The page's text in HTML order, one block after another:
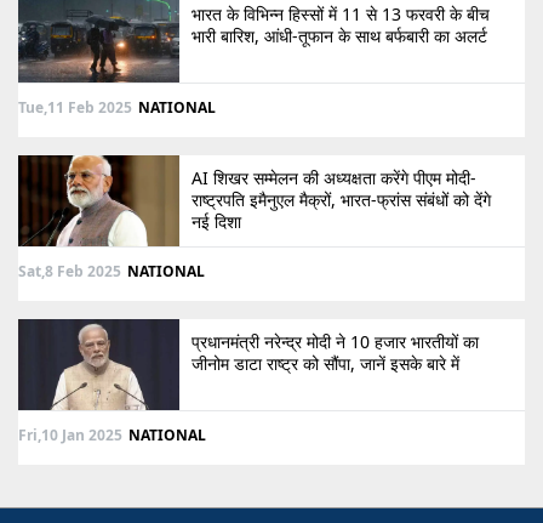
भारत के विभिन्न हिस्सों में 11 से 13 फरवरी के बीच
भारी बारिश, आंधी-तूफान के साथ बर्फबारी का अलर्ट
Tue,11 Feb 2025 NATIONAL
AI शिखर सम्मेलन की अध्यक्षता करेंगे पीएम मोदी-
राष्ट्रपति इमैनुएल मैक्रों, भारत-फ्रांस संबंधों को देंगे
नई दिशा
Sat,8 Feb 2025 NATIONAL
प्रधानमंत्री नरेन्द्र मोदी ने 10 हजार भारतीयों का
जीनोम डाटा राष्ट्र को सौंपा, जानें इसके बारे में
Fri,10 Jan 2025 NATIONAL